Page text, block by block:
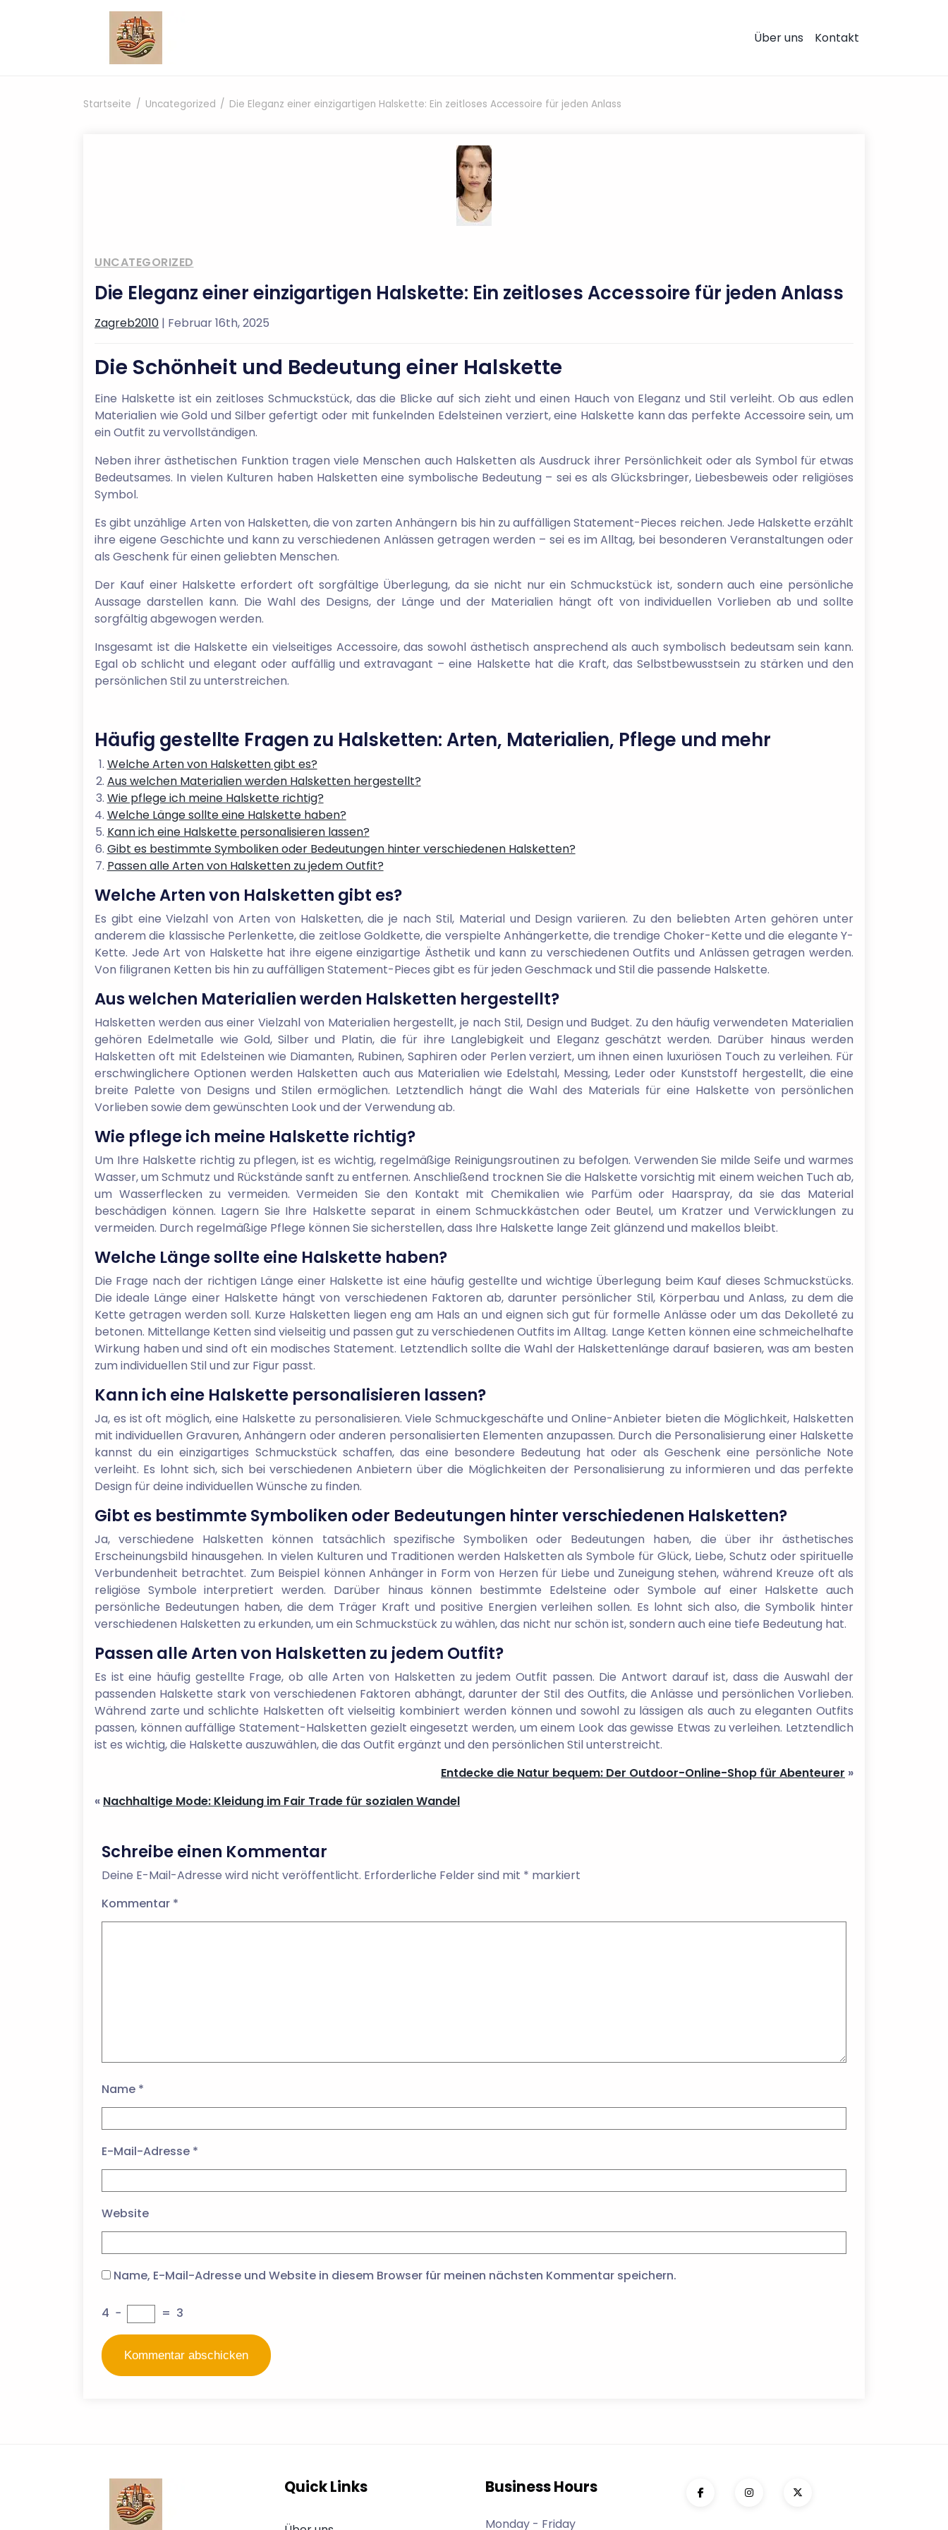
Über uns
Kontakt
Startseite Uncategorized Die Eleganz einer einzigartigen Halskette: Ein zeitloses Accessoire für jeden Anlass
UNCATEGORIZED
Die Eleganz einer einzigartigen Halskette: Ein zeitloses Accessoire für jeden Anlass
Zagreb2010 | Februar 16th, 2025
Die Schönheit und Bedeutung einer Halskette
Eine Halskette ist ein zeitloses Schmuckstück, das die Blicke auf sich zieht und einen Hauch von Eleganz und Stil verleiht. Ob aus edlen
Materialien wie Gold und Silber gefertigt oder mit funkelnden Edelsteinen verziert, eine Halskette kann das perfekte Accessoire sein, um
ein Outfit zu vervollständigen.
Neben ihrer ästhetischen Funktion tragen viele Menschen auch Halsketten als Ausdruck ihrer Persönlichkeit oder als Symbol für etwas
Bedeutsames. In vielen Kulturen haben Halsketten eine symbolische Bedeutung – sei es als Glücksbringer, Liebesbeweis oder religiöses
Symbol.
Es gibt unzählige Arten von Halsketten, die von zarten Anhängern bis hin zu auffälligen Statement-Pieces reichen. Jede Halskette erzählt
ihre eigene Geschichte und kann zu verschiedenen Anlässen getragen werden – sei es im Alltag, bei besonderen Veranstaltungen oder
als Geschenk für einen geliebten Menschen.
Der Kauf einer Halskette erfordert oft sorgfältige Überlegung, da sie nicht nur ein Schmuckstück ist, sondern auch eine persönliche
Aussage darstellen kann. Die Wahl des Designs, der Länge und der Materialien hängt oft von individuellen Vorlieben ab und sollte
sorgfältig abgewogen werden.
Insgesamt ist die Halskette ein vielseitiges Accessoire, das sowohl ästhetisch ansprechend als auch symbolisch bedeutsam sein kann.
Egal ob schlicht und elegant oder auffällig und extravagant – eine Halskette hat die Kraft, das Selbstbewusstsein zu stärken und den
persönlichen Stil zu unterstreichen.
Häufig gestellte Fragen zu Halsketten: Arten, Materialien, Pflege und mehr
Welche Arten von Halsketten gibt es?
Aus welchen Materialien werden Halsketten hergestellt?
Wie pflege ich meine Halskette richtig?
Welche Länge sollte eine Halskette haben?
Kann ich eine Halskette personalisieren lassen?
Gibt es bestimmte Symboliken oder Bedeutungen hinter verschiedenen Halsketten?
Passen alle Arten von Halsketten zu jedem Outfit?
Welche Arten von Halsketten gibt es?
Es gibt eine Vielzahl von Arten von Halsketten, die je nach Stil, Material und Design variieren. Zu den beliebten Arten gehören unter
anderem die klassische Perlenkette, die zeitlose Goldkette, die verspielte Anhängerkette, die trendige Choker-Kette und die elegante Y-
Kette. Jede Art von Halskette hat ihre eigene einzigartige Ästhetik und kann zu verschiedenen Outfits und Anlässen getragen werden.
Von filigranen Ketten bis hin zu auffälligen Statement-Pieces gibt es für jeden Geschmack und Stil die passende Halskette.
Aus welchen Materialien werden Halsketten hergestellt?
Halsketten werden aus einer Vielzahl von Materialien hergestellt, je nach Stil, Design und Budget. Zu den häufig verwendeten Materialien
gehören Edelmetalle wie Gold, Silber und Platin, die für ihre Langlebigkeit und Eleganz geschätzt werden. Darüber hinaus werden
Halsketten oft mit Edelsteinen wie Diamanten, Rubinen, Saphiren oder Perlen verziert, um ihnen einen luxuriösen Touch zu verleihen. Für
erschwinglichere Optionen werden Halsketten auch aus Materialien wie Edelstahl, Messing, Leder oder Kunststoff hergestellt, die eine
breite Palette von Designs und Stilen ermöglichen. Letztendlich hängt die Wahl des Materials für eine Halskette von persönlichen
Vorlieben sowie dem gewünschten Look und der Verwendung ab.
Wie pflege ich meine Halskette richtig?
Um Ihre Halskette richtig zu pflegen, ist es wichtig, regelmäßige Reinigungsroutinen zu befolgen. Verwenden Sie milde Seife und warmes
Wasser, um Schmutz und Rückstände sanft zu entfernen. Anschließend trocknen Sie die Halskette vorsichtig mit einem weichen Tuch ab,
um Wasserflecken zu vermeiden. Vermeiden Sie den Kontakt mit Chemikalien wie Parfüm oder Haarspray, da sie das Material
beschädigen können. Lagern Sie Ihre Halskette separat in einem Schmuckkästchen oder Beutel, um Kratzer und Verwicklungen zu
vermeiden. Durch regelmäßige Pflege können Sie sicherstellen, dass Ihre Halskette lange Zeit glänzend und makellos bleibt.
Welche Länge sollte eine Halskette haben?
Die Frage nach der richtigen Länge einer Halskette ist eine häufig gestellte und wichtige Überlegung beim Kauf dieses Schmuckstücks.
Die ideale Länge einer Halskette hängt von verschiedenen Faktoren ab, darunter persönlicher Stil, Körperbau und Anlass, zu dem die
Kette getragen werden soll. Kurze Halsketten liegen eng am Hals an und eignen sich gut für formelle Anlässe oder um das Dekolleté zu
betonen. Mittellange Ketten sind vielseitig und passen gut zu verschiedenen Outfits im Alltag. Lange Ketten können eine schmeichelhafte
Wirkung haben und sind oft ein modisches Statement. Letztendlich sollte die Wahl der Halskettenlänge darauf basieren, was am besten
zum individuellen Stil und zur Figur passt.
Kann ich eine Halskette personalisieren lassen?
Ja, es ist oft möglich, eine Halskette zu personalisieren. Viele Schmuckgeschäfte und Online-Anbieter bieten die Möglichkeit, Halsketten
mit individuellen Gravuren, Anhängern oder anderen personalisierten Elementen anzupassen. Durch die Personalisierung einer Halskette
kannst du ein einzigartiges Schmuckstück schaffen, das eine besondere Bedeutung hat oder als Geschenk eine persönliche Note
verleiht. Es lohnt sich, sich bei verschiedenen Anbietern über die Möglichkeiten der Personalisierung zu informieren und das perfekte
Design für deine individuellen Wünsche zu finden.
Gibt es bestimmte Symboliken oder Bedeutungen hinter verschiedenen Halsketten?
Ja, verschiedene Halsketten können tatsächlich spezifische Symboliken oder Bedeutungen haben, die über ihr ästhetisches
Erscheinungsbild hinausgehen. In vielen Kulturen und Traditionen werden Halsketten als Symbole für Glück, Liebe, Schutz oder spirituelle
Verbundenheit betrachtet. Zum Beispiel können Anhänger in Form von Herzen für Liebe und Zuneigung stehen, während Kreuze oft als
religiöse Symbole interpretiert werden. Darüber hinaus können bestimmte Edelsteine oder Symbole auf einer Halskette auch
persönliche Bedeutungen haben, die dem Träger Kraft und positive Energien verleihen sollen. Es lohnt sich also, die Symbolik hinter
verschiedenen Halsketten zu erkunden, um ein Schmuckstück zu wählen, das nicht nur schön ist, sondern auch eine tiefe Bedeutung hat.
Passen alle Arten von Halsketten zu jedem Outfit?
Es ist eine häufig gestellte Frage, ob alle Arten von Halsketten zu jedem Outfit passen. Die Antwort darauf ist, dass die Auswahl der
passenden Halskette stark von verschiedenen Faktoren abhängt, darunter der Stil des Outfits, die Anlässe und persönlichen Vorlieben.
Während zarte und schlichte Halsketten oft vielseitig kombiniert werden können und sowohl zu lässigen als auch zu eleganten Outfits
passen, können auffällige Statement-Halsketten gezielt eingesetzt werden, um einem Look das gewisse Etwas zu verleihen. Letztendlich
ist es wichtig, die Halskette auszuwählen, die das Outfit ergänzt und den persönlichen Stil unterstreicht.
Entdecke die Natur bequem: Der Outdoor-Online-Shop für Abenteurer »
« Nachhaltige Mode: Kleidung im Fair Trade für sozialen Wandel
Schreibe einen Kommentar
Deine E-Mail-Adresse wird nicht veröffentlicht. Erforderliche Felder sind mit * markiert
Kommentar *
Name *
E-Mail-Adresse *
Website
Name, E-Mail-Adresse und Website in diesem Browser für meinen nächsten Kommentar speichern.
4 − = 3
Quick Links Business Hours
Monday - Friday